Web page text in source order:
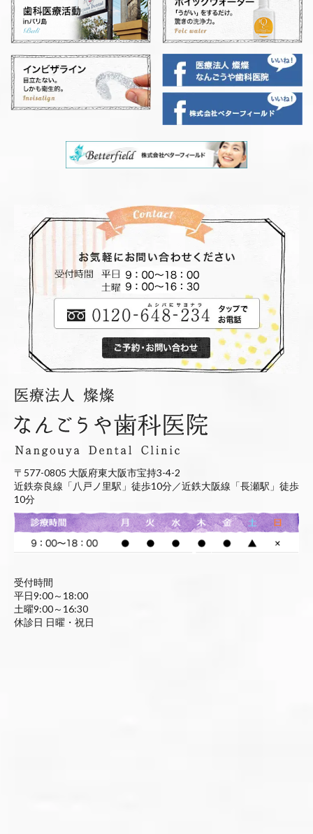
〒577-0805 大阪府東大阪市宝持3-4-2
近鉄奈良線「八戸ノ里駅」徒歩10分／近鉄大阪線「長瀬駅」徒歩
10分
受付時間
平日9:00～18:00
土曜9:00～16:30
休診日 日曜・祝日